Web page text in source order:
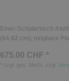
Einer-Schülertisch
(64-82 cm), neigbare
675.00 CHF *
zzgl. ges. MwSt. zzgl.